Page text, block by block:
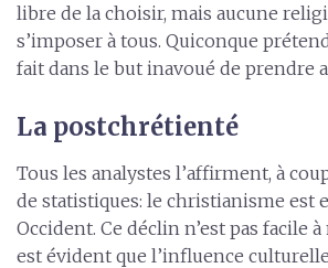
libre de la choisir, mais aucune
s’imposer à tous. Quiconque
fait dans le but inavoué de prendre
La postchrétienté
Tous les analystes l’affirment, à
de statistiques: le christianisme est
Occident. Ce déclin n’est pas facile
est évident que l’influence